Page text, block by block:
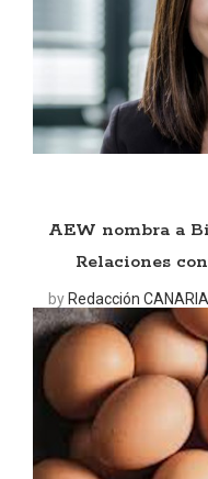
AEW nombra a
Relaciones
by Redacción